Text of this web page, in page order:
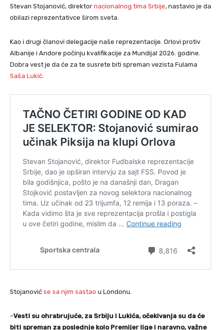
Stevan Stojanović, direktor nacionalnog tima Srbije, nastavio je da
obilazi reprezentativce širom sveta.
Kao i drugi članovi delegacije naše reprezentacije. Orlovi protiv
Albanije i Andore počinju kvalifikacije za Mundijal 2026. godine.
Dobra vest je da će za te susrete biti spreman vezista Fulama
Saša Lukić.
Stojanović se sa njim sastao u Londonu.
–Vesti su ohrabrujuće, za Srbiju i Lukića, očekivanja su da će
biti spreman za poslednje kolo Premijer lige i naravno, važne